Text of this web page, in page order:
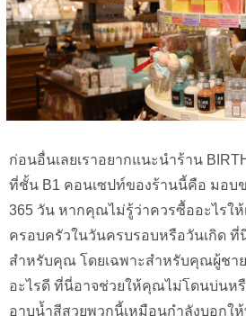
ก่อนอื่นเลยเราอยากแนะนำร้าน
ที่ชั้น B1 คอนเซปท์ของร้านนี้คือ มอบ
365 วัน หากคุณไม่รู้ว่าควรซื้ออะไรใ
ครอบครัวในวันครบรอบหรือวันเกิด ที่
สำหรับคุณ โดยเฉพาะสำหรับคุณผู้ชา
อะไรดี ที่นี่อาจช่วยให้คุณไม่โดนบ่นหรื
อาบน้ำสีสวยพวกนี้เหมือนกำลังบอกใ